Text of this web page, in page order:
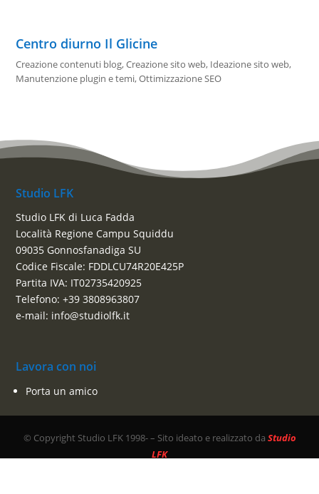
Centro diurno Il Glicine
Creazione contenuti blog,Creazione sito web, Ideazione sito web,
Manutenzione plugin e temi,Ottimizzazione SEO
Studio LFK
Studio LFK di Luca Fadda
Località Regione Campu Squiddu
09035 Gonnosfanadiga SU
Codice Fiscale: FDDLCU74R20E425P
Partita IVA: IT02735420925
Telefono: +39 3808963807
e-mail: info@studiolfk.it
Lavora con noi
Porta un amico
© Copyright Studio LFK 1998-– Sito ideato e realizzato da Studio
LFK